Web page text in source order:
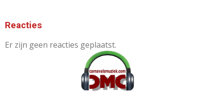
Reacties
Er zijn geen reacties geplaatst.